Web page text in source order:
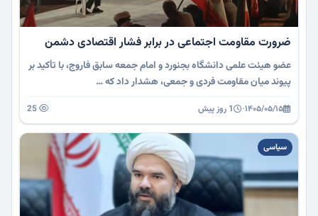
ضرورت مقاومت اجتماعی در برابر فشار اقتصادی دشمن
عضو هیئت علمی دانشگاه بجنورد و امام جمعه سابق فاروج، با تأکید بر
پیوند میان مقاومت فردی و جمعی، هشدار داد که …
۱۴۰۵/۰۵/۱۵· 1 روز پیش
سیاسی